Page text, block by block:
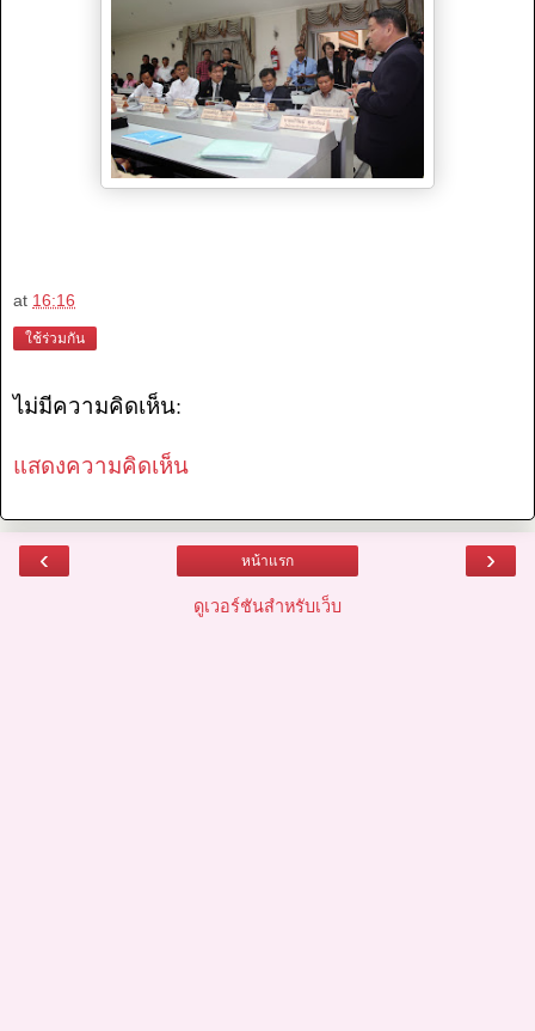
at 16:16
ใช้ร่วมกัน
ไม่มีความคิดเห็น:
แสดงความคิดเห็น
‹ ›
หน้าแรก
ดูเวอร์ชันสำหรับเว็บ